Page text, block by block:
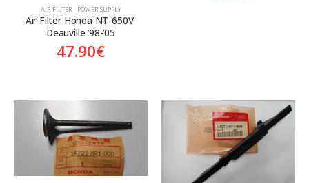
AIR FILTER - POWER SUPPLY
Air Filter Honda NT-650V
Deauville ’98-’05
47.90€